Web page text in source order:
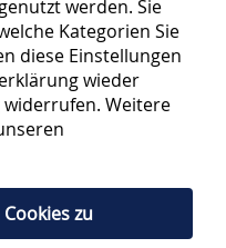
werden. Sie
Kategorien Sie
diese Einstellungen
wieder
widerrufen. Weitere
zu